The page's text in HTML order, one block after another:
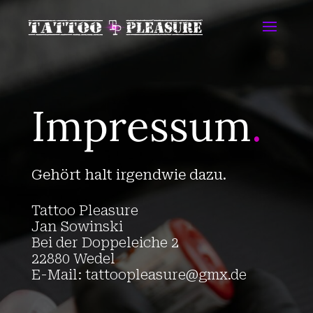
Impressum.
Gehört halt irgendwie dazu.
Tattoo Pleasure
Jan Sowinski
Bei der Doppeleiche 2
22880 Wedel
E-Mail: tattoopleasure@gmx.de